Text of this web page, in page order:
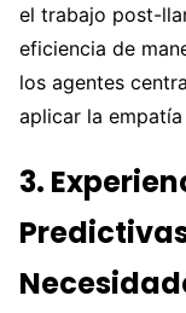
el trabajo post-
eficiencia de
los agentes
aplicar la
3.